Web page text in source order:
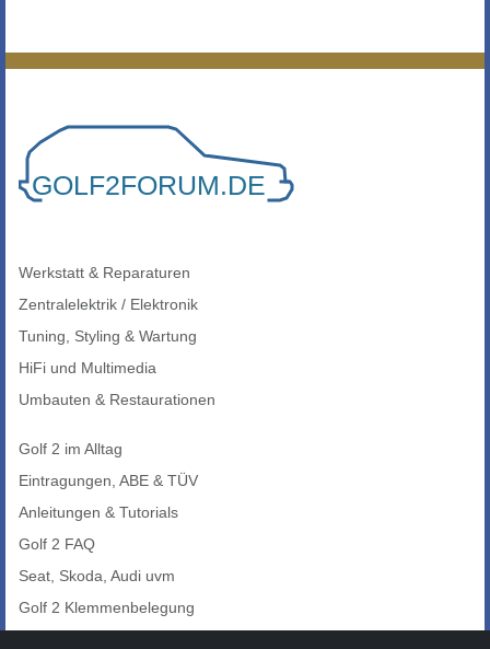
Werkstatt & Reparaturen
Zentralelektrik / Elektronik
Tuning, Styling & Wartung
HiFi und Multimedia
Umbauten & Restaurationen
Golf 2 im Alltag
Eintragungen, ABE & TÜV
Anleitungen & Tutorials
Golf 2 FAQ
Seat, Skoda, Audi uvm
Golf 2 Klemmenbelegung